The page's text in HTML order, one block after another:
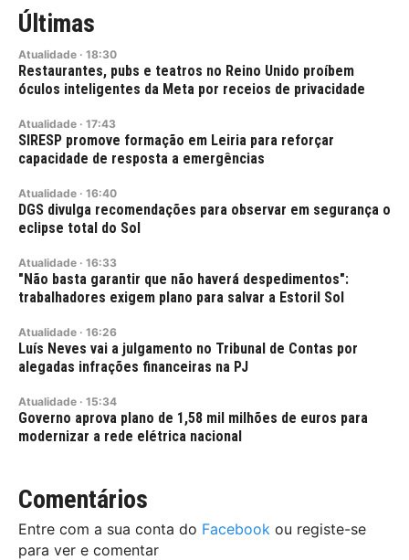
Últimas
Atualidade · 18:30
Restaurantes, pubs e teatros no Reino Unido proíbem
óculos inteligentes da Meta por receios de privacidade
Atualidade · 17:43
SIRESP promove formação em Leiria para reforçar
capacidade de resposta a emergências
Atualidade · 16:40
DGS divulga recomendações para observar em segurança o
eclipse total do Sol
Atualidade · 16:33
"Não basta garantir que não haverá despedimentos":
trabalhadores exigem plano para salvar a Estoril Sol
Atualidade · 16:26
Luís Neves vai a julgamento no Tribunal de Contas por
alegadas infrações financeiras na PJ
Atualidade · 15:34
Governo aprova plano de 1,58 mil milhões de euros para
modernizar a rede elétrica nacional
Comentários
Entre com a sua conta do Facebook ou registe-se
para ver e comentar